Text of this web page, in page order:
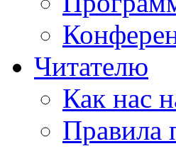
Читателю
Как нас
Правила